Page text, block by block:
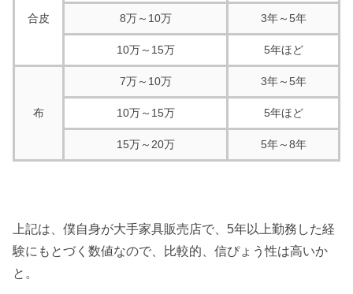
合皮 8万～10万 3年～5年
10万～15万 5年ほど
布
7万～10万 3年～5年
10万～15万 5年ほど
15万～20万 5年～8年
上記は、僕自身が大手家具販売店で、5年以上勤務した経
験にもとづく数値なので、比較的、信ぴょう性は高いか
と。